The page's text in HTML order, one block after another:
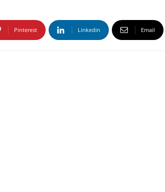
Pinterest Linkedin Email